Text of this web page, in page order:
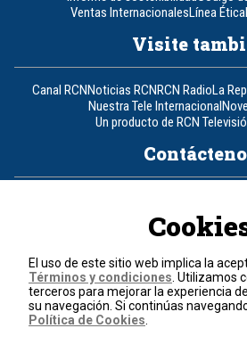
Ventas InternacionalesLínea Ética
Visite
Canal RCNNoticias RCNRCN RadioLa
Nuestra Tele Internacional
Un producto de RCN
Política de
Términos y
© 2026, RCN
Todos los derechos
El uso de este sitio web implica la
Términos y condiciones . Utilizamos
terceros para mejorar la experiencia
su navegación. Si continúas
Política de Cookies